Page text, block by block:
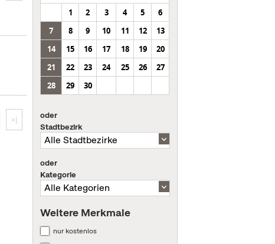
>|
1
2 3 4 5
6
7
8 9 10 11 12
13
14
15 16 17 18 19
20
21
22 23 24 25 26
27
28
29 30
oder
Stadtbezirk
oder
Kategorie
Weitere Merkmale
nur kostenlos